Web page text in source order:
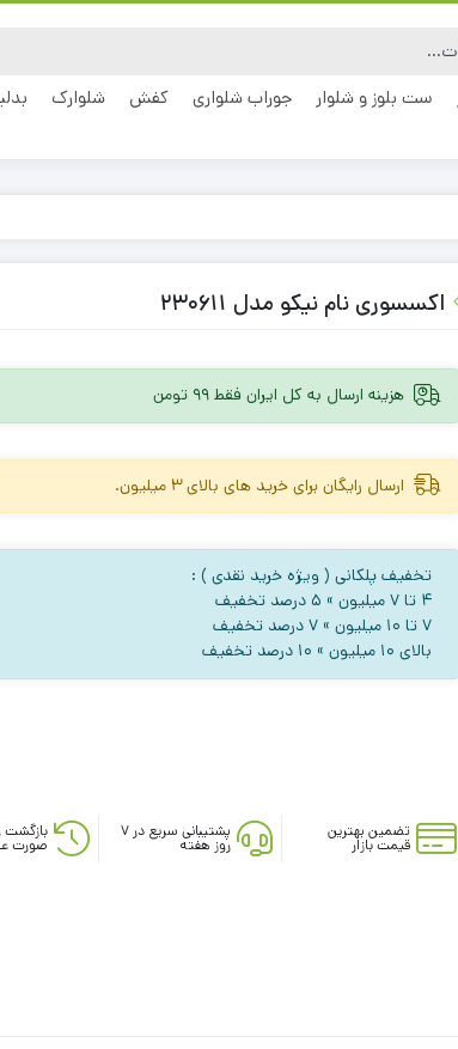
ست بلوز و شلوار جوراب شلواری کفش شلوارک
اکسسوری نام نیکو مدل 230611
هزینه ارسال به کل ایران فقط 99 تومن
ارسال رایگان برای خرید های بالای 3 میلیون.
تخفیف پلکانی ( ویژه خرید نقدی ) :
۴ تا ۷ میلیون » ۵ درصد تخفیف
۷ تا ۱۰ میلیون » ۷ درصد تخفیف
بالای ۱۰ میلیون » ۱۰ درصد تخفیف
تضمین بهترین
قیمت بازار
پشتیبانی سریع در ۷
روز هفته
بازگشت
صورت